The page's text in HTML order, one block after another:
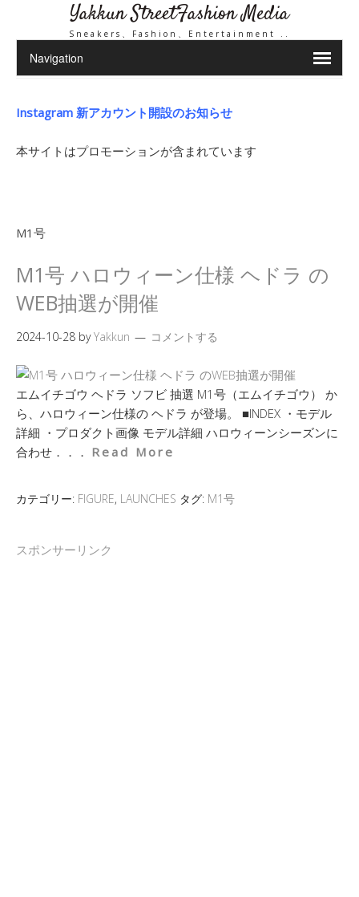
Yakkun StreetFashion Media
Sneakers、Fashion、Entertainment ..
Instagram 新アカウント開設のお知らせ
本サイトはプロモーションが含まれています
M1号
M1号 ハロウィーン仕様 ヘドラ の
WEB抽選が開催
2024-10-28 byYakkun コメントする
エムイチゴウ ヘドラ ソフビ 抽選 M1号（エムイチゴウ） か
ら、ハロウィーン仕様の ヘドラ が登場。 ■INDEX ・モデル
詳細 ・プロダクト画像 モデル詳細 ハロウィーンシーズンに
合わせ．．． Read More
カテゴリー: FIGURE, LAUNCHES タグ: M1号
スポンサーリンク